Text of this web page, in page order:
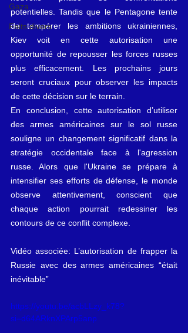
Gaza
Faits divers
potentielles. Tandis que le Pentagone tente
de tempérer les ambitions ukrainiennes,
Kiev voit en cette autorisation une
opportunité de repousser les forces russes
plus efficacement. Les prochains jours
seront cruciaux pour observer les impacts
de cette décision sur le terrain.
En conclusion, cette autorisation d’utiliser
des armes américaines sur le sol russe
souligne un changement significatif dans la
stratégie occidentale face à l'agression
russe. Alors que l'Ukraine se prépare à
intensifier ses efforts de défense, le monde
observe attentivement, conscient que
chaque action pourrait redessiner les
contours de ce conflit complexe.
Vidéo associée: L’autorisation de frapper la
Russie avec des armes américaines “était
inévitable”
https://youtu.be/acbLLzy_k78?
si=d64ARknXPArp5anp